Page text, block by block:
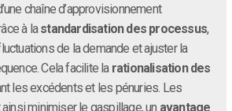
chaîne d’approvisionnement
à lastandardisation des processus,
de la demande et ajuster la
Cela facilite la rationalisation des
les excédents et les pénuries. Les
minimiser le gaspillage, un avantage